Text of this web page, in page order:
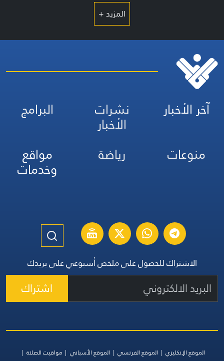
المزيد +
آخر الأخبار نشرات
الأخبار
البرامج
منوعات
رياضة مواقع
وخدمات
الاشتراك للحصول على ملخص أسبوعي على بريدك
اشتراك
الموقع الإنكليزي الموقع الفرنسي الموقع الأسباني
مواقيت الصلاة